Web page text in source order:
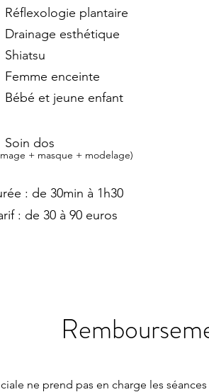
Réflexologie plantaire
Drainage esthétique
Shiatsu
Femme enceinte
Bébé et jeune enfant
Soin dos
+ masque + modelage)
: de 30min à 1h30
: de 30 à 90 euros
ne prend pas en charge les